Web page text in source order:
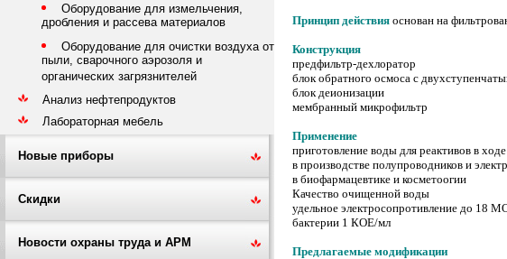
Оборудование для измельчения,
дробления и рассева материалов
Оборудование для очистки воздуха от
пыли, сварочного аэрозоля и
органических загрязнителей
Анализ нефтепродуктов
Лабораторная мебель
Новые приборы
Скидки
Новости охраны труда и АРМ
Принцип действия основан на
Конструкция
предфильтр-дехлоратор
блок обратного осмоса с
блок деионизации
мембранный микрофильтр
Применение
приготовление воды для реактивов в
в производстве полупроводников и
в биофармацевтике и косметоогии
Качество очищенной воды
удельное электросопротивление до 18
бактерии 1 КОЕ/мл
Предлагаемые модификации